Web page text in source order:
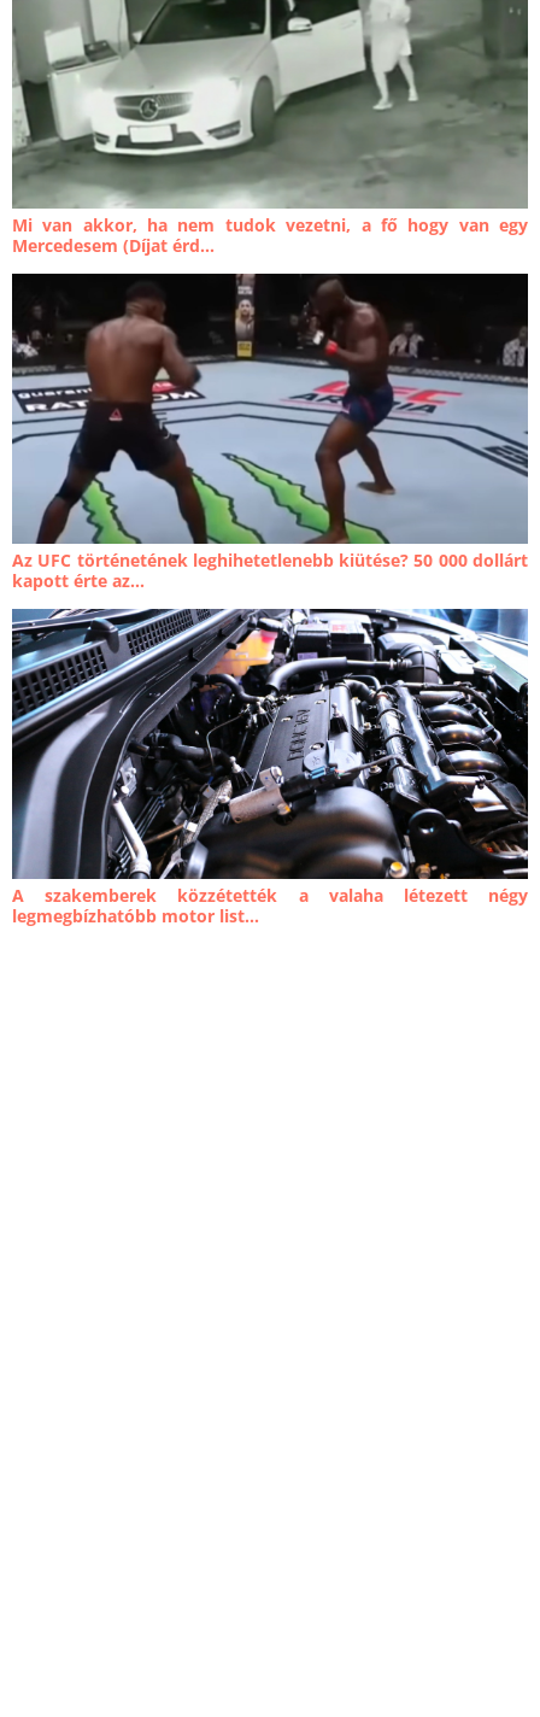
Mi van akkor, ha nem tudok vezetni, a fő hogy van egy
Mercedesem (Díjat érd...
Az UFC történetének leghihetetlenebb kiütése? 50 000 dollárt
kapott érte az...
A szakemberek közzétették a valaha létezett négy
legmegbízhatóbb motor list...